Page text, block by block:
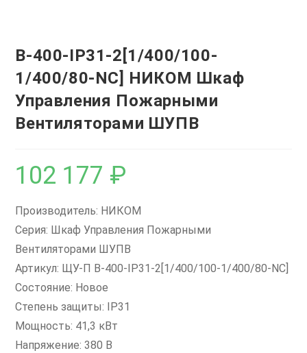
В-400-IP31-2[1/400/100-
1/400/80-NС] НИКОМ Шкаф
Управления Пожарными
Вентиляторами ШУПВ
102 177 ₽
Производитель: НИКОМ
Серия: Шкаф Управления Пожарными
Вентиляторами ШУПВ
Артикул: ЩУ-П В-400-IP31-2[1/400/100-1/400/80-NС]
Состояние: Новое
Степень защиты: IP31
Мощность: 41,3 кВт
Напряжение: 380 В